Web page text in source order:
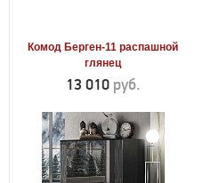
Комод Берген-11 распашной
глянец
13 010 руб.